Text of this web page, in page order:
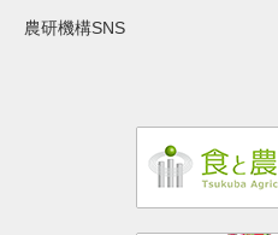
農研機構SNS